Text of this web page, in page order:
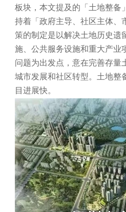
板块，本文提及的「土地整备
持着「政府主导、社区主体、
策的制定是以解决土地历史遗
施、公共服务设施和重大产业
问题为出发点，意在完善存量
城市发展和社区转型。土地整
目进展快。